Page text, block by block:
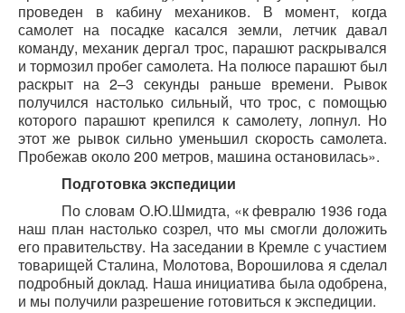
проведен в кабину механиков. В момент, когда
самолет на посадке касался земли, летчик давал
команду, механик дергал трос, парашют раскрывался
и тормозил пробег самолета. На полюсе парашют был
раскрыт на 2–3 секунды раньше времени. Рывок
получился настолько сильный, что трос, с помощью
которого парашют крепился к самолету, лопнул. Но
этот же рывок сильно уменьшил скорость самолета.
Пробежав около 200 метров, машина остановилась».
Подготовка экспедиции
По словам О.Ю.Шмидта, «кфевралю 1936 года
наш план настолько созрел, что мы смогли доложить
его правительству. На заседании в Кремле с участием
товарищей Сталина, Молотова, Ворошилова я сделал
подробный доклад. Наша инициатива была одобрена,
и мы получили разрешение готовиться к экспедиции.